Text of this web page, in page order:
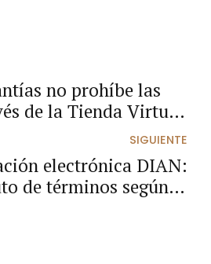
no prohíbe las
de la Tienda Virtual
SIGUIENTE
electrónica DIAN:
de términos según el